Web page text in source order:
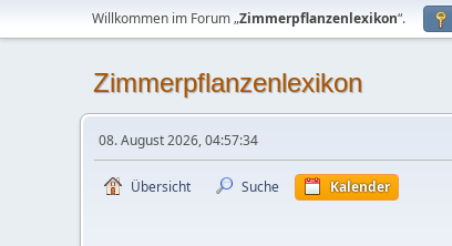
Willkommen im Forum „Zimmerpflanzenlexikon“.
Zimmerpflanzenlexikon
08. August 2026, 04:57:34
Übersicht Suche Kalender